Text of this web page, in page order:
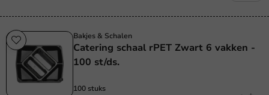
Bakjes & Schalen
Catering schaal rPET Zwart 6 vakken -
100 st/ds.
100 stuks